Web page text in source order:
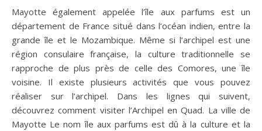
Mayotte également appelée l’île aux parfums est un
département de France situé dans l’océan indien, entre la
grande île et le Mozambique. Même si l’archipel est une
région consulaire française, la culture traditionnelle se
rapproche de plus près de celle des Comores, une île
voisine. Il existe plusieurs activités que vous pouvez
réaliser sur l’archipel. Dans les lignes qui suivent,
découvrez comment visiter l’Archipel en Quad. La ville de
Mayotte Le nom île aux parfums est dû à la culture et la